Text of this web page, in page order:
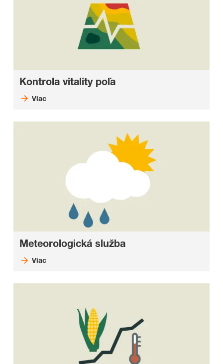
Kontrola vitality poľa
Viac
Meteorologická služba
Viac